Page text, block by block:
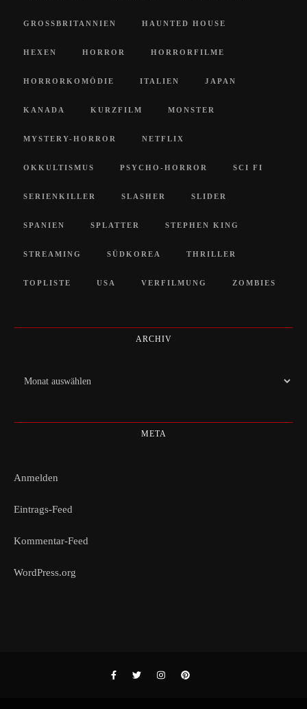
GROSSBRITANNIEN HAUNTED HOUSE
HEXEN HORROR HORRORFILME
HORRORKOMÖDIE ITALIEN JAPAN
KANADA KURZFILM MONSTER
MYSTERY-HORROR NETFLIX
OKKULTISMUS PSYCHO-HORROR SCI FI
SERIENKILLER SLASHER SLIDER
SPANIEN SPLATTER STEPHEN KING
STREAMING SÜDKOREA THRILLER
TOPLISTE USA VERFILMUNG ZOMBIES
ARCHIV
Archiv
META
Anmelden
Eintrags-Feed
Kommentar-Feed
WordPress.org